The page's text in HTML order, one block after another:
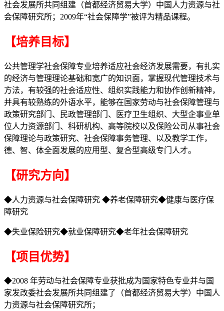
社会发展所共同组建（首都经济贸易大学）中国人力资源与社
会保障研究所；2009年“社会保障学”被评为精品课程。
【培养目标】
公共管理学社会保障专业培养适应社会经济发展需要，有扎实
的经济与管理理论基础和宽广的知识面，掌握现代管理技术与
方法，有较强的社会适应性、组织实践能力和协作创新精神，
并具有较熟练的外语水平，能够在国家劳动与社会保障管理与
政策研究部门、民政管理部门、医疗卫生组织、大型企事业单
位人力资源部门、科研机构、高等院校以及保险公司从事社会
保障理论与政策研究、社会保障事务管理、以及教学工作，
德、智、体全面发展的应用型、复合型高级专门人才。
【研究方向】
◆人力资源与社会保障研究 ◆养老保障研究◆健康与医疗保
障研究
◆失业保险研究◆就业保障研究◆老年社会保障研究
【项目优势】
◆2008 年劳动与社会保障专业获批成为国家特色专业并与国
家发改委社会发展所共同组建了（首都经济贸易大学）中国人
力资源与社会保障研究所；